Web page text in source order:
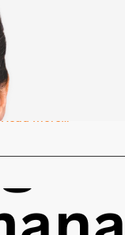
O Que Vai Mudar
para as Novas
Com o ano de 2025
planejando sua
Read More…
Estava aqui